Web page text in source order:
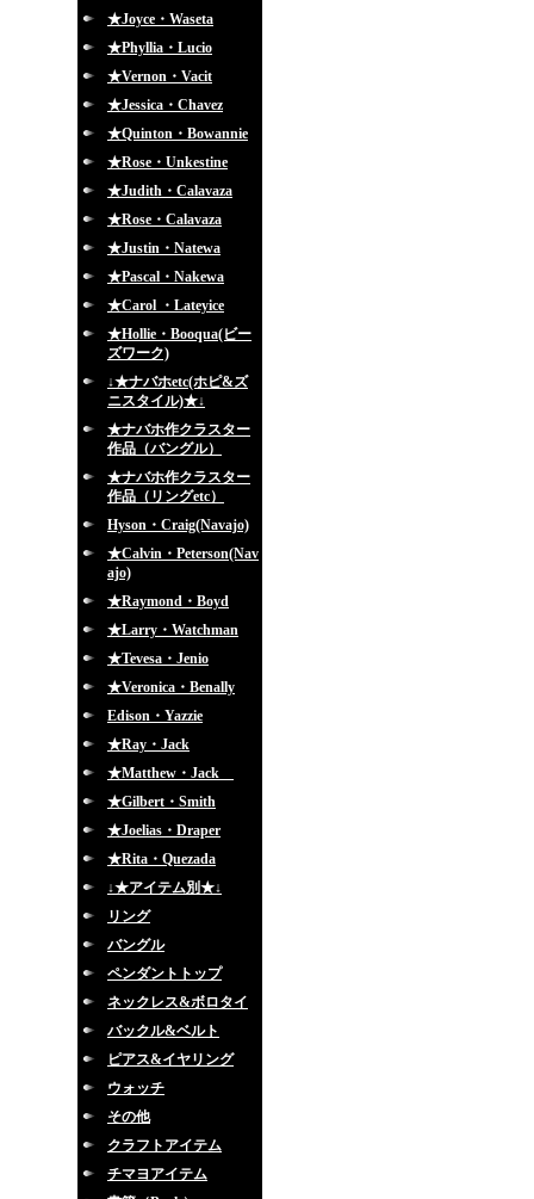
★Joyce・Waseta
★Phyllia・Lucio
★Vernon・Vacit
★Jessica・Chavez
★Quinton・Bowannie
★Rose・Unkestine
★Judith・Calavaza
★Rose・Calavaza
★Justin・Natewa
★Pascal・Nakewa
★Carol ・Lateyice
★Hollie・Booqua(ビー
ズワーク)
↓★ナバホetc(ホピ&ズ
ニスタイル)★↓
★ナバホ作クラスター
作品（バングル）
★ナバホ作クラスター
作品（リングetc）
Hyson・Craig(Navajo)
★Calvin・Peterson(Nav
ajo)
★Raymond・Boyd
★Larry・Watchman
★Tevesa・Jenio
★Veronica・Benally
Edison・Yazzie
★Ray・Jack
★Matthew・Jack
★Gilbert・Smith
★Joelias・Draper
★Rita・Quezada
↓★アイテム別★↓
リング
バングル
ペンダントトップ
ネックレス&ボロタイ
バックル&ベルト
ピアス&イヤリング
ウォッチ
その他
クラフトアイテム
チマヨアイテム